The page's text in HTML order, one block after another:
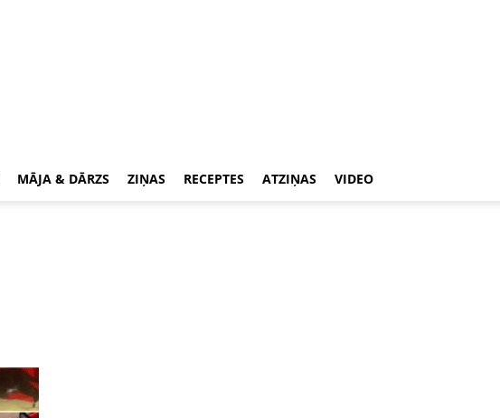
MĀJA & DĀRZS ZIŅAS RECEPTES ATZIŅAS VIDEO